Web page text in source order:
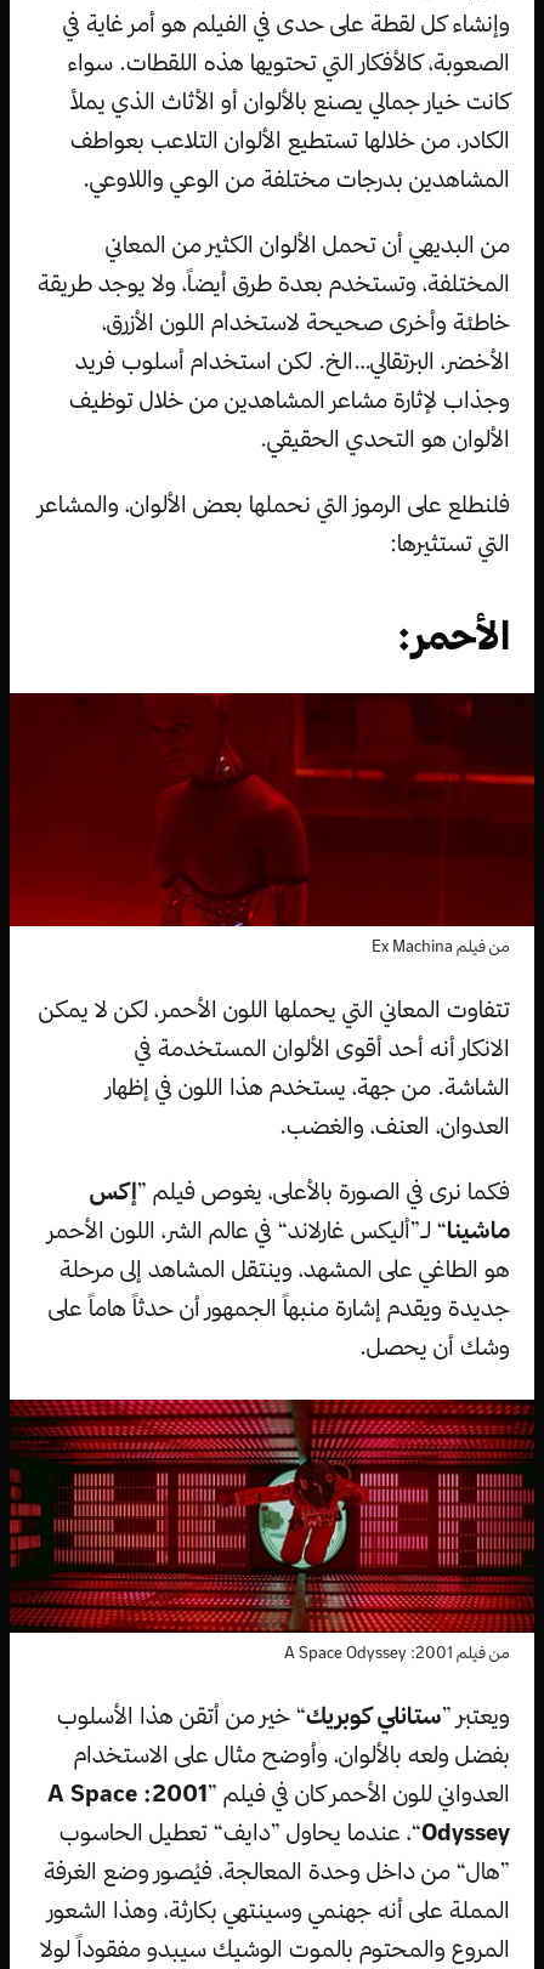
وإنشاء كل لقطة على حدى في الفيلم هو أمر غاية في
الصعوبة، كالأفكار التي تحتويها هذه اللقطات. سواء
كانت خيار جمالي يصنع بالألوان أو الأثاث الذي يملأ
الكادر، من خلالها تستطيع الألوان التلاعب بعواطف
المشاهدين بدرجات مختلفة من الوعي واللاوعي.
من البديهي أن تحمل الألوان الكثير من المعاني
المختلفة، وتستخدم بعدة طرق أيضاً، ولا يوجد طريقة
خاطئة وأخرى صحيحة لاستخدام اللون الأزرق،
الأخضر، البرتقالي…الخ. لكن استخدام أسلوب فريد
وجذاب لإثارة مشاعر المشاهدين من خلال توظيف
الألوان هو التحدي الحقيقي.
فلنطلع على الرموز التي نحملها بعض الألوان، والمشاعر
التي تستثيرها:
الأحمر:
من فيلم Ex Machina
تتفاوت المعاني التي يحملها اللون الأحمر، لكن لا يمكن
الانكار أنه أحد أقوى الألوان المستخدمة في
الشاشة. من جهة، يستخدم هذا اللون في إظهار
العدوان، العنف، والغضب.
فكما نرى في الصورة بالأعلى، يغوص فيلم ”إكس
ماشينا“ لـ”أليكس غارلاند“ في عالم الشر، اللون الأحمر
هو الطاغي على المشهد، وينتقل المشاهد إلى مرحلة
جديدة ويقدم إشارة منبهاً الجمهور أن حدثاً هاماً على
وشك أن يحصل.
من فيلم 2001: A Space Odyssey
ويعتبر ”ستانلي كوبريك“ خير من أتقن هذا الأسلوب
بفضل ولعه بالألوان، وأوضح مثال على الاستخدام
العدواني للون الأحمر كان في فيلم ”
2001: A Space
Odyssey“، عندما يحاول ”دايف“ تعطيل الحاسوب
”هال“ من داخل وحدة المعالجة، فيُصور وضع الغرفة
المملة على أنه جهنمي وسينتهي بكارثة، وهذا الشعور
المروع والمحتوم بالموت الوشيك سيبدو مفقوداً لولا